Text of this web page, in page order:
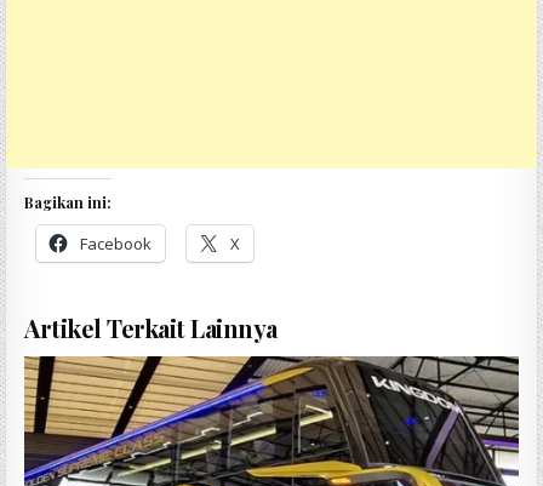
Bagikan ini:
Facebook X
Artikel Terkait Lainnya